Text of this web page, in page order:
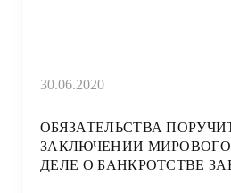
30.06.2020
ОБЯЗАТЕЛЬСТВА
ЗАКЛЮЧЕНИИ
ДЕЛЕ О БАНКРОТСТВЕ